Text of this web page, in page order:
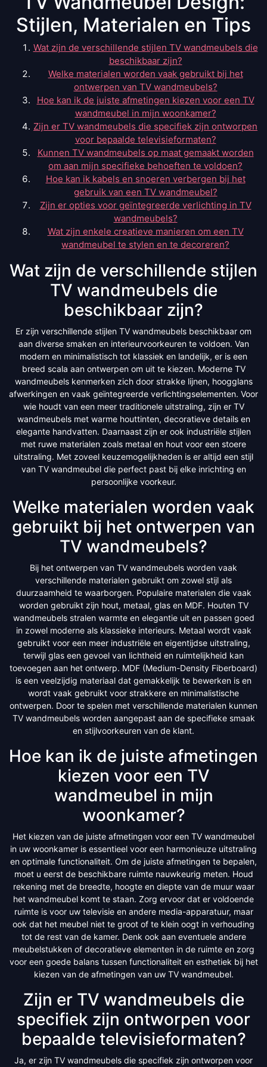
Stijlen, Materialen en Tips
Wat zijn de verschillende stijlen TV wandmeubels die
beschikbaar zijn?
Welke materialen worden vaak gebruikt bij het
ontwerpen van TV wandmeubels?
Hoe kan ik de juiste afmetingen kiezen voor een TV
wandmeubel in mijn woonkamer?
Zijn er TV wandmeubels die specifiek zijn ontworpen
voor bepaalde televisieformaten?
Kunnen TV wandmeubels op maat gemaakt worden
om aan mijn specifieke behoeften te voldoen?
Hoe kan ik kabels en snoeren verbergen bij het
gebruik van een TV wandmeubel?
Zijn er opties voor geïntegreerde verlichting in TV
wandmeubels?
Wat zijn enkele creatieve manieren om een TV
wandmeubel te stylen en te decoreren?
Wat zijn de verschillende stijlen
TV wandmeubels die
beschikbaar zijn?
Er zijn verschillende stijlen TV wandmeubels beschikbaar om
aan diverse smaken en interieurvoorkeuren te voldoen. Van
modern en minimalistisch tot klassiek en landelijk, er is een
breed scala aan ontwerpen om uit te kiezen. Moderne TV
wandmeubels kenmerken zich door strakke lijnen, hoogglans
afwerkingen en vaak geïntegreerde verlichtingselementen. Voor
wie houdt van een meer traditionele uitstraling, zijn er TV
wandmeubels met warme houttinten, decoratieve details en
elegante handvatten. Daarnaast zijn er ook industriële stijlen
met ruwe materialen zoals metaal en hout voor een stoere
uitstraling. Met zoveel keuzemogelijkheden is er altijd een stijl
van TV wandmeubel die perfect past bij elke inrichting en
persoonlijke voorkeur.
Welke materialen worden vaak
gebruikt bij het ontwerpen van
TV wandmeubels?
Bij het ontwerpen van TV wandmeubels worden vaak
verschillende materialen gebruikt om zowel stijl als
duurzaamheid te waarborgen. Populaire materialen die vaak
worden gebruikt zijn hout, metaal, glas en MDF. Houten TV
wandmeubels stralen warmte en elegantie uit en passen goed
in zowel moderne als klassieke interieurs. Metaal wordt vaak
gebruikt voor een meer industriële en eigentijdse uitstraling,
terwijl glas een gevoel van lichtheid en ruimtelijkheid kan
toevoegen aan het ontwerp. MDF (Medium-Density Fiberboard)
is een veelzijdig materiaal dat gemakkelijk te bewerken is en
wordt vaak gebruikt voor strakkere en minimalistische
ontwerpen. Door te spelen met verschillende materialen kunnen
TV wandmeubels worden aangepast aan de specifieke smaak
en stijlvoorkeuren van de klant.
Hoe kan ik de juiste afmetingen
kiezen voor een TV
wandmeubel in mijn
woonkamer?
Het kiezen van de juiste afmetingen voor een TV wandmeubel
in uw woonkamer is essentieel voor een harmonieuze uitstraling
en optimale functionaliteit. Om de juiste afmetingen te bepalen,
moet u eerst de beschikbare ruimte nauwkeurig meten. Houd
rekening met de breedte, hoogte en diepte van de muur waar
het wandmeubel komt te staan. Zorg ervoor dat er voldoende
ruimte is voor uw televisie en andere media-apparatuur, maar
ook dat het meubel niet te groot of te klein oogt in verhouding
tot de rest van de kamer. Denk ook aan eventuele andere
meubelstukken of decoratieve elementen in de ruimte en zorg
voor een goede balans tussen functionaliteit en esthetiek bij het
kiezen van de afmetingen van uw TV wandmeubel.
Zijn er TV wandmeubels die
specifiek zijn ontworpen voor
bepaalde televisieformaten?
Ja, er zijn TV wandmeubels die specifiek zijn ontworpen voor